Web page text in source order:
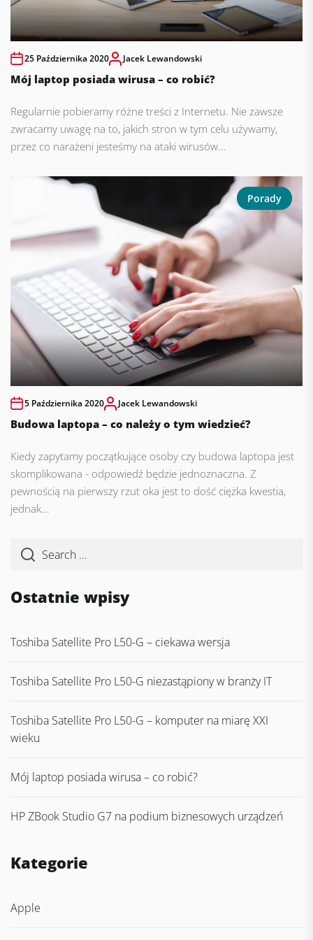
25 Października 2020 Jacek Lewandowski
Mój laptop posiada wirusa – co robić?
Regularnie pobieramy różne treści z Internetu. Nie zawsze
zwracamy uwagę na to, jakich stron w tym celu używamy,
przez co narażeni jesteśmy na ataki wirusów...
Porady
5 Października 2020 Jacek Lewandowski
Budowa laptopa – co należy o tym wiedzieć?
Kiedy zapytamy początkujące osoby czy budowa laptopa jest
skomplikowana - odpowiedź będzie jednoznaczna. Z
pewnością na pierwszy rzut oka jest to dość ciężka kwestia,
jednak...
Ostatnie wpisy
Toshiba Satellite Pro L50-G – ciekawa wersja
Toshiba Satellite Pro L50-G niezastąpiony w branży IT
Toshiba Satellite Pro L50-G – komputer na miarę XXI
wieku
Mój laptop posiada wirusa – co robić?
HP ZBook Studio G7 na podium biznesowych urządzeń
Kategorie
Apple